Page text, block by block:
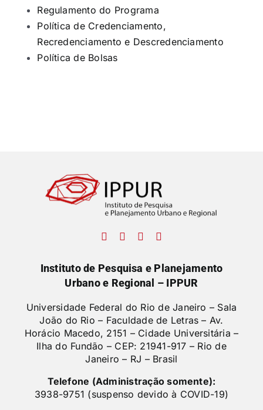
Regulamento do Programa
Política de Credenciamento,
Recredenciamento e Descredenciamento
Política de Bolsas
Instituto de Pesquisa e Planejamento
Urbano e Regional – IPPUR
Universidade Federal do Rio de Janeiro – Sala
João do Rio – Faculdade de Letras – Av.
Horácio Macedo, 2151 – Cidade Universitária –
Ilha do Fundão – CEP: 21941-917 – Rio de
Janeiro – RJ – Brasil
Telefone (Administração somente):
3938-9751 (suspenso devido à COVID-19)